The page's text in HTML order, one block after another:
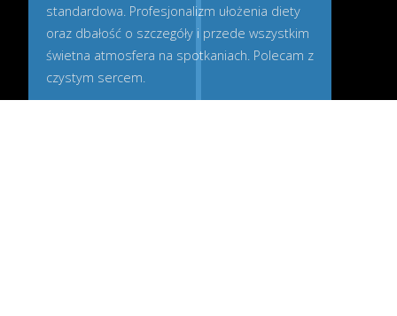
standardowa. Profesjonalizm ułożenia diety
oraz dbałość o szczegóły i przede wszystkim
świetna atmosfera na spotkaniach. Polecam z
czystym sercem.